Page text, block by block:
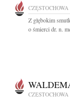
CZĘSTOCHOWA
Z głębokim
o śmierci dr. n.
CZĘSTOCHOWA